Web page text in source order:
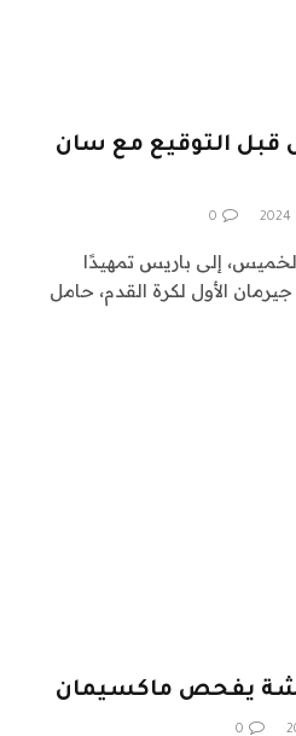
قبل التوقيع مع سان
0
إلى باريس تمهيدًا
الأول لكرة القدم، حامل
يفحص ماكسيمان
0